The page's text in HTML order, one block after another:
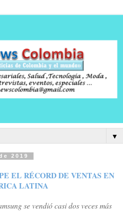
▼
2019
EL RÉCORD DE VENTAS EN
LATINA
se vendió casi dos veces más